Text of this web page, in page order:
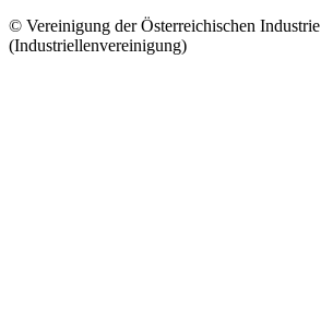
© Vereinigung der Österreichischen Industrie
(Industriellenvereinigung)